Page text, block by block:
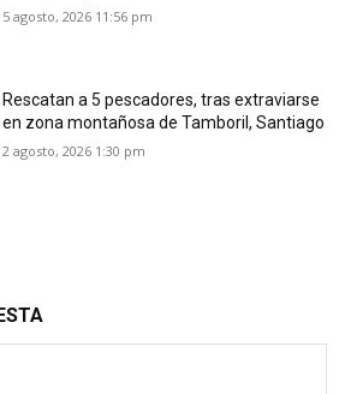
5 agosto, 2026 11:56 pm
Rescatan a 5 pescadores, tras extraviarse
en zona montañosa de Tamboril, Santiago
2 agosto, 2026 1:30 pm